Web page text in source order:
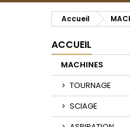
Accueil
ACCUEIL
MACHINES
TOURNAGE
SCIAGE